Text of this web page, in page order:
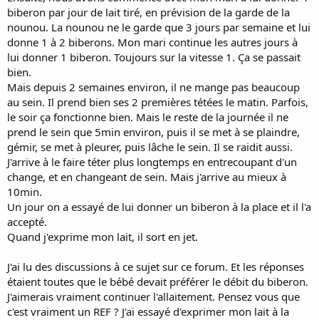
biberon par jour de lait tiré, en prévision de la garde de la
nounou. La nounou ne le garde que 3 jours par semaine et lui
donne 1 à 2 biberons. Mon mari continue les autres jours à
lui donner 1 biberon. Toujours sur la vitesse 1. Ça se passait
bien.
Mais depuis 2 semaines environ, il ne mange pas beaucoup
au sein. Il prend bien ses 2 premières tétées le matin. Parfois,
le soir ça fonctionne bien. Mais le reste de la journée il ne
prend le sein que 5min environ, puis il se met à se plaindre,
gémir, se met à pleurer, puis lâche le sein. Il se raidit aussi.
J'arrive à le faire téter plus longtemps en entrecoupant d'un
change, et en changeant de sein. Mais j'arrive au mieux à
10min.
Un jour on a essayé de lui donner un biberon à la place et il l'a
accepté.
Quand j'exprime mon lait, il sort en jet.
J'ai lu des discussions à ce sujet sur ce forum. Et les réponses
étaient toutes que le bébé devait préférer le débit du biberon.
J'aimerais vraiment continuer l'allaitement. Pensez vous que
c'est vraiment un REF ? J'ai essayé d'exprimer mon lait à la